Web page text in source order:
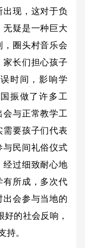
现，这对于负
疑是一种巨大
圈头村音乐会
长们担心孩子
时间，影响学
振做了许多工
与正常教学工
要孩子们代表
与民间礼俗仪式
经过细致耐心地
有所成，多次代
会参与当地的
的社会反响，
持。